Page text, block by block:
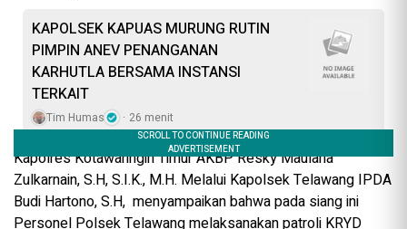
KAPOLSEK KAPUAS MURUNG RUTIN
PIMPIN ANEV PENANGANAN
KARHUTLA BERSAMA INSTANSI
TERKAIT
Tim Humas 26 menit
Kapolres Kotawaringin Timur AKBP Resky Maulana
Zulkarnain, S.H, S.I.K., M.H. Melalui Kapolsek Telawang IPDA
Budi Hartono, S.H, menyampaikan bahwa pada siang ini
Personel Polsek Telawang melaksanakan patroli KRYD